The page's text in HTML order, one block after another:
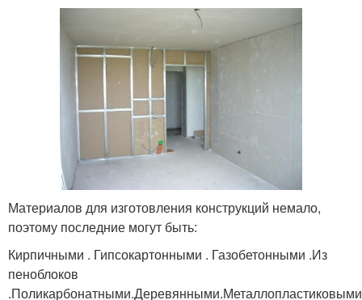
Материалов для изготовления конструкций немало,
поэтому последние могут быть:
Кирпичными . Гипсокартонными . Газобетонными .Из
пеноблоков